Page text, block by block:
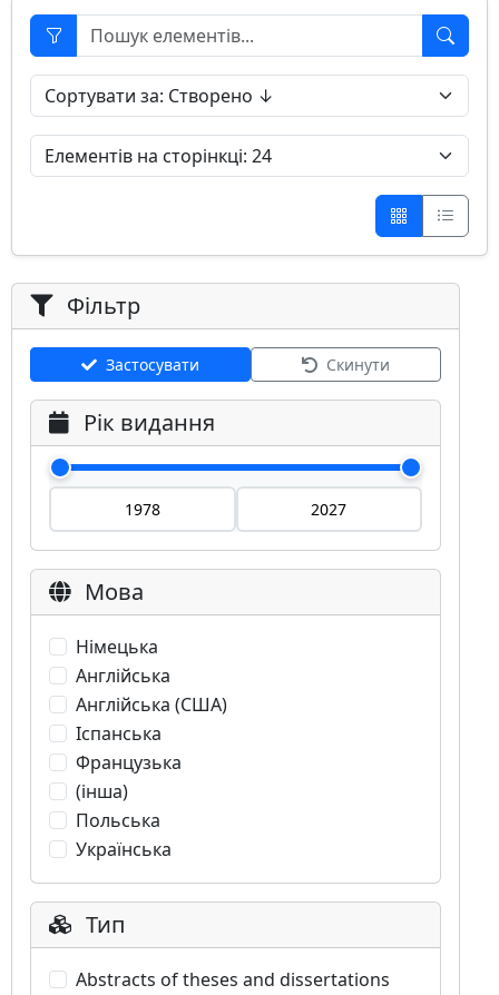
Фільтр
Застосувати Скинути
Рік видання
Мова
Німецька
Англійська
Англійська (США)
Іспанська
Французька
(інша)
Польська
Українська
Тип
Abstracts of theses and dissertations